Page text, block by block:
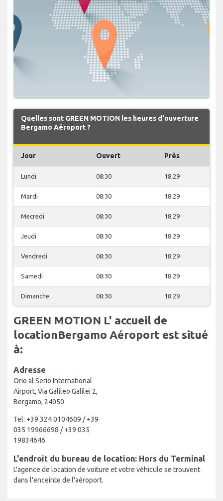
Quelles sont GREEN MOTION les heures d'ouverture
Bergamo Aéroport ?
Jour Ouvert Près
Lundi 08:30 18:29
Mardi 08:30 18:29
Mecredi 08:30 18:29
Jeudi 08:30 18:29
Vendredi 08:30 18:29
Samedi 08:30 18:29
Dimanche 08:30 18:29
GREEN MOTION L' accueil de
locationBergamo Aéroport est situé
à:
Adresse
Orio al Serio International
Airport, Via Galileo Galilei 2,
Bergamo, 24050
Tel: +39 324 0104609 / +39
035 19966698 / +39 035
19834646
L'endroit du bureau de location: Hors du Terminal
L'agence de location de voiture et votre véhicule se trouvent
dans l'enceinte de l'aéroport.